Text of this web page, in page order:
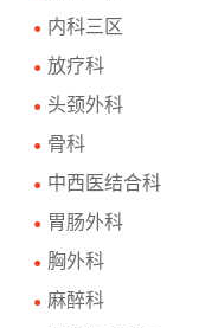
● 内科三区
● 放疗科
● 头颈外科
● 骨科
● 中西医结合科
● 胃肠外科
● 胸外科
● 麻醉科